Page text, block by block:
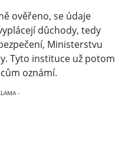
ověřeno, se údaje
důchody, tedy
Ministerstvu
Tyto instituce už potom
oznámí.